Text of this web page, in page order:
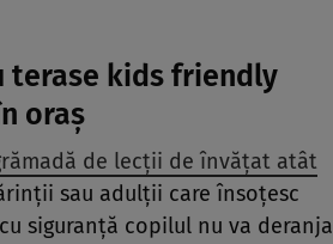
terase kids friendly
oraș
de lecții de învățat atât
sau adulții care însoțesc
siguranță copilul nu va deranja